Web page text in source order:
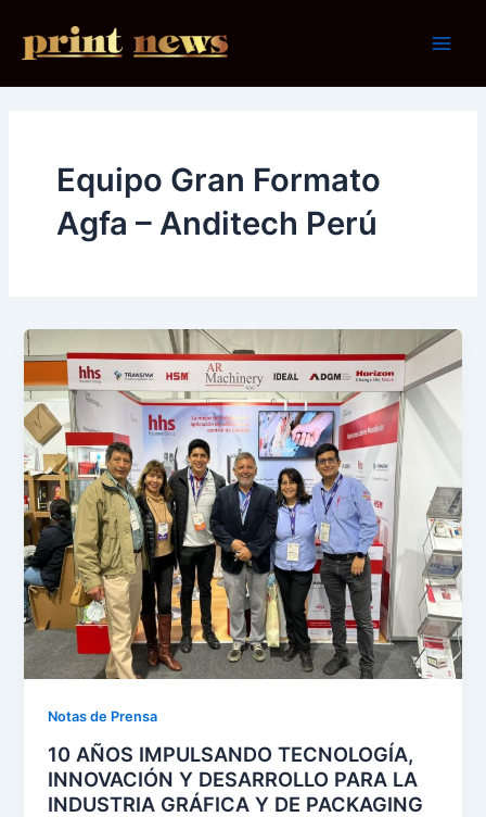
contenido
Equipo Gran Formato
Agfa – Anditech Perú
Notas de Prensa
10 AÑOS IMPULSANDO TECNOLOGÍA,
INNOVACIÓN Y DESARROLLO PARA LA
INDUSTRIA GRÁFICA Y DE PACKAGING